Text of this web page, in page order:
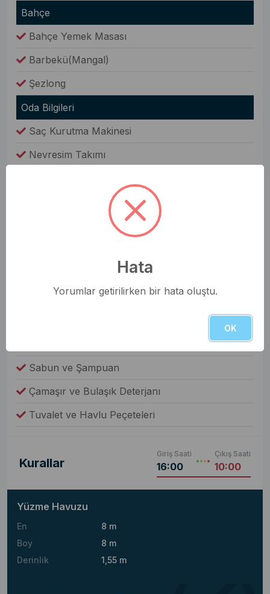
Bahçe
Bahçe Yemek Masası
Barbekü(Mangal)
Şezlong
Oda Bilgileri
Saç Kurutma Makinesi
Nevresim Takımı
Çamaşır Makinesi
Sabun ve Şampuan
Çamaşır ve Bulaşık Deterjanı
Tuvalet ve Havlu Peçeteleri
Kurallar
Giriş Saati
16:00
Çıkış Saati
10:00
Yüzme Havuzu
En
8 m
Boy
8 m
Derinlik
1,55 m
Hata
Yorumlar getirilirken bir hata oluştu.
OK